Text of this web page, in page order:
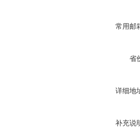
常用邮
省
详细地
补充说